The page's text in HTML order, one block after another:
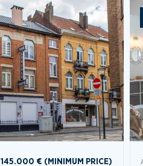
145.000 € (MINIMUM PRICE)